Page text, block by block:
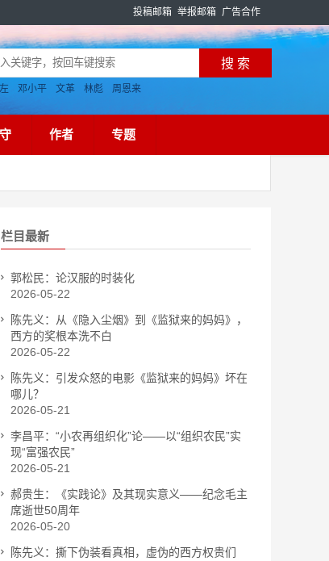
投稿邮箱 举报邮箱 广告合作
邓小平 文革 林彪 周恩来
作者 专题
栏目最新
郭松民：论汉服的时装化
2026-05-22
陈先义：从《隐入尘烟》到《监狱来的妈妈》，
西方的奖根本洗不白
2026-05-22
陈先义：引发众怒的电影《监狱来的妈妈》坏在
哪儿？
2026-05-21
李昌平：“小农再组织化”论——以“组织农民”实
现“富强农民”
2026-05-21
郝贵生：《实践论》及其现实意义——纪念毛主
席逝世50周年
2026-05-20
陈先义：撕下伪装看真相，虚伪的西方权贵们